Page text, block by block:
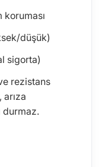
koruması
düşük)
sigorta)
rezistans
arıza
durmaz.